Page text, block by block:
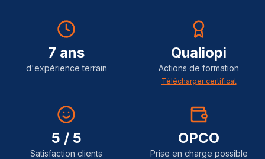
7 ans
d'expérience terrain
Qualiopi
Actions de formation
Télécharger certificat
5 / 5
Satisfaction clients
OPCO
Prise en charge possible